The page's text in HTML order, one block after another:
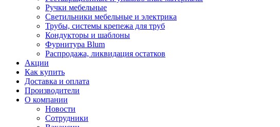
Ручки мебельные
Светильники мебельные и электрика
Трубы, системы крепежа для труб
Кондукторы и шаблоны
Фурнитура Blum
Распродажа, ликвидация остатков
Акции
Как купить
Доставка и оплата
Производители
О компании
Новости
Сотрудники